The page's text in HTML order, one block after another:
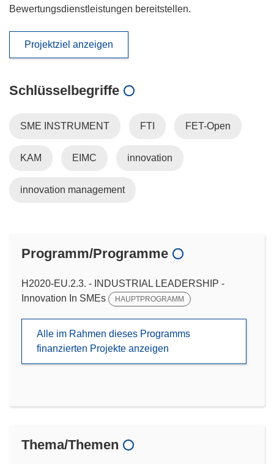
Bewertungsdienstleistungen bereitstellen.
Projektziel anzeigen
Schlüsselbegriffe
SME INSTRUMENT FTI FET-Open
KAM EIMC innovation
innovation management
Programm/Programme
H2020-EU.2.3. - INDUSTRIAL LEADERSHIP -
Innovation In SMEs
HAUPTPROGRAMM
Alle im Rahmen dieses Programms
finanzierten Projekte anzeigen
Thema/Themen